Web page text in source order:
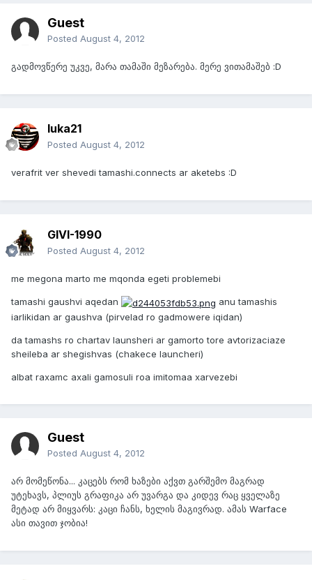
Guest
Posted August 4, 2012
გადმოვწერე უკვე, მარა თამაში მეზარება. მერე ვითამაშებ :D
luka21
Posted August 4, 2012
verafrit ver shevedi tamashi.connects ar aketebs :D
GIVI-1990
Posted August 4, 2012
me megona marto me mqonda egeti problemebi
tamashi gaushvi aqedan
anu tamashis
iarlikidan ar gaushva (pirvelad ro gadmowere iqidan)
da tamashs ro chartav launsheri ar gamorto tore avtorizaciaze
sheileba ar shegishvas (chakece launcheri)
albat raxamc axali gamosuli roa imitomaa xarvezebi
Guest
Posted August 4, 2012
არ მომეწონა... კაცებს რომ ხაზები აქვთ გარშემო მაგრად
უტეხავს, პლიუს გრაფიკა არ უვარგა და კიდევ რაც ყველაზე
მეტად არ მიყვარს: კაცი ჩანს, ხელის მაგივრად. ამას Warface
ასი თავით ჯობია!